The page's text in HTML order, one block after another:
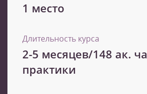
1 место
Длительность курса
2-5 месяцев/148 ак.
практики